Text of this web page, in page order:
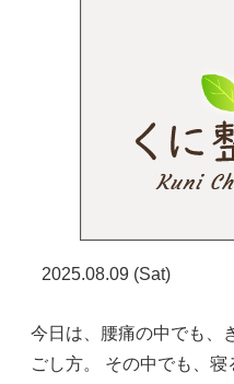
2025.08.09 (Sat)
今日は、腰痛の中でも、
ごし方。 その中でも、